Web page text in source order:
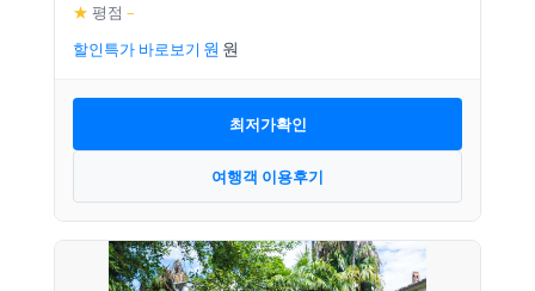
★ 평점 –
할인특가 바로보기
최저가확인
여행객 이용후기